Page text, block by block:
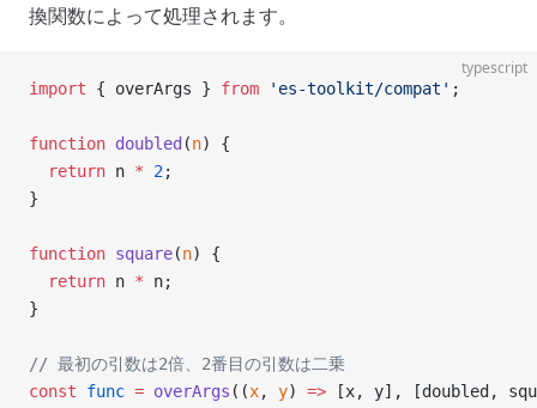
換関数によって処理されます。
typescript
import { overArgs } from 'es-toolkit/compat' ;
function doubled (n) {
  return
n * 2;
}
function square(n) {
  return
n * n;
}
// 最初の引数は2倍、2番目の引数は二乗
const func = overArgs ((x, y) => [x, y], [doubled,